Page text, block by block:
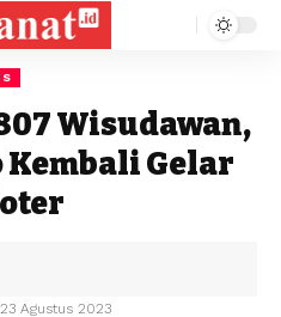
Wisudawan,
Kembali Gelar
Agustus 2023